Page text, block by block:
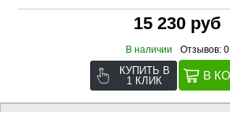
15 230 руб
В наличии Отзывов: 0
КУПИТЬ В
1 КЛИК